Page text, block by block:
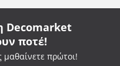
Decomarket
ποτέ!
μαθαίνετε πρώτοι!